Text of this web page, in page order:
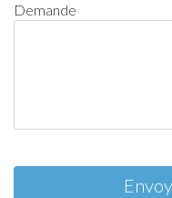
Demande